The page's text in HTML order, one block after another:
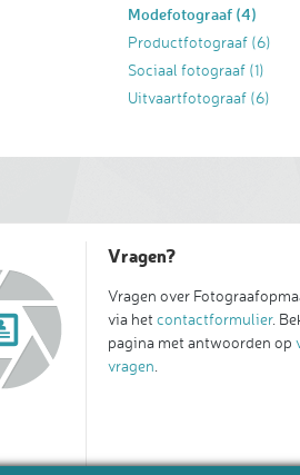
Modefotograaf (4)
Productfotograaf (6)
Sociaal fotograaf (1)
Uitvaartfotograaf (6)
Vragen?
Vragen over
via hetcontactformulier.
pagina met antwoorden op
vragen